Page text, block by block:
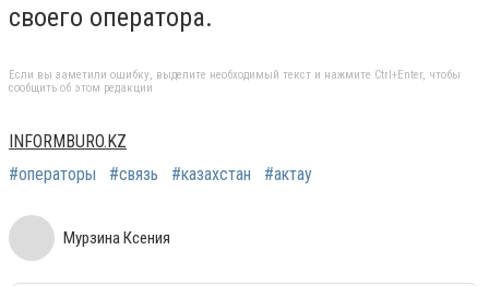
своего оператора.
Если вы заметили ошибку, выделите необходимый текст и нажмите Ctrl+Enter, чтобы
сообщить об этом редакции
INFORMBURO.KZ
#операторы
#связь #казахстан #актау
Мурзина Ксения